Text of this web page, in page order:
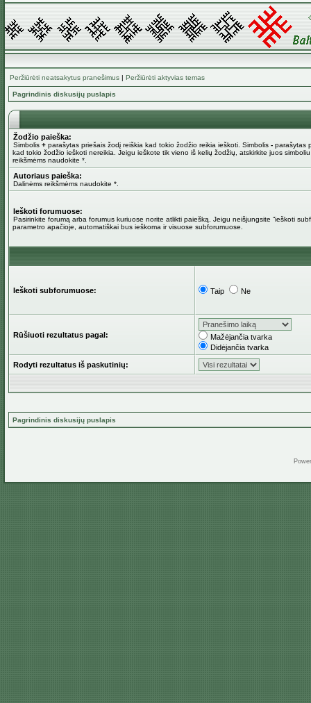
Peržiūrėti neatsakytus pranešimus | Peržiūrėti aktyvias temas
Pagrindinis diskusijų puslapis
Žodžio paieška:
Simbolis + parašytas priešais žodį reiškia kad tokio žodžio reikia ieškoti. Simbolis - parašytas
kad tokio žodžio ieškoti nereikia. Jeigu ieškote tik vieno iš kelių žodžių, atskirkite juos
reikšmėms naudokite *.
Autoriaus paieška:
Dalinėms reikšmėms naudokite *.
Ieškoti forumuose:
Pasirinkite forumą arba forumus kuriuose norite atlikti paiešką. Jeigu neišjungsite “ieškoti
parametro apačioje, automatiškai bus ieškoma ir visuose subforumuose.
Ieškoti subforumuose: Taip Ne
Rūšiuoti rezultatus pagal:
Mažėjančia tvarka
Didėjančia tvarka
Rodyti rezultatus iš paskutinių:
Pagrindinis diskusijų puslapis